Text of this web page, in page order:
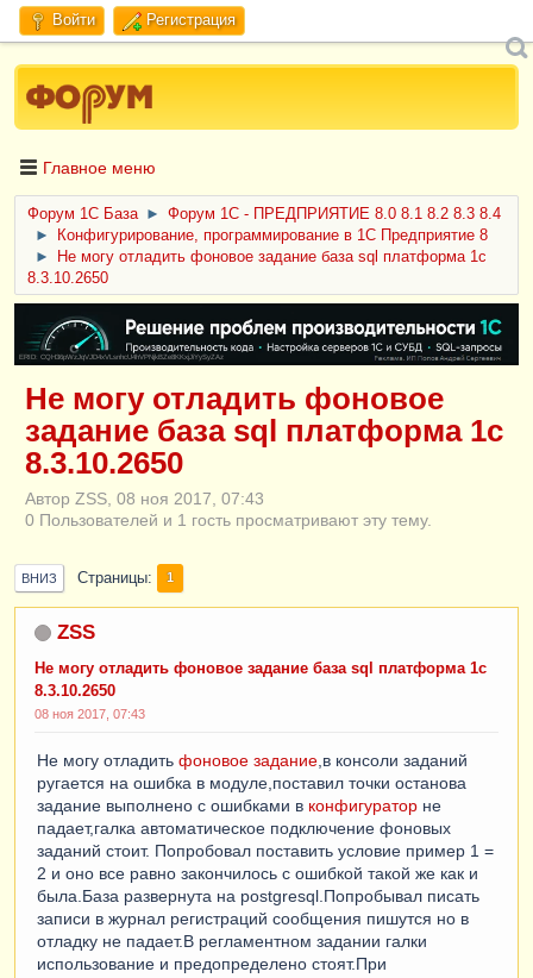
Войти Регистрация
Главное меню
Форум 1C База ►
Форум 1С - ПРЕДПРИЯТИЕ 8.0 8.1 8.2 8.3 8.4
►
Конфигурирование, программирование в 1С Предприятие 8
►
Не могу отладить фоновое задание база sql платформа 1с
8.3.10.2650
ERID: CQH36pWzJqVJD4xVLsnhcU4hVPNjkBZe8KKxjJiYySyZAz
Не могу отладить фоновое
задание база sql платформа 1с
8.3.10.2650
Автор ZSS, 08 ноя 2017, 07:43
0 Пользователей и 1 гость просматривают эту тему.
ВНИЗ Страницы 1
ZSS
Не могу отладить фоновое задание база sql платформа 1с
8.3.10.2650
08 ноя 2017, 07:43
Не могу отладить фоновое задание ,в консоли заданий
ругается на ошибка в модуле,поставил точки останова
задание выполнено с ошибками в конфигуратор не
падает,галка автоматическое подключение фоновых
заданий стоит. Попробовал поставить условие пример 1 =
2 и оно все равно закончилось с ошибкой такой же как и
была.База развернута на postgresql.Попробывал писать
записи в журнал регистраций сообщения пишутся но в
отладку не падает.В регламентном задании галки
использование и предопределено стоят.При